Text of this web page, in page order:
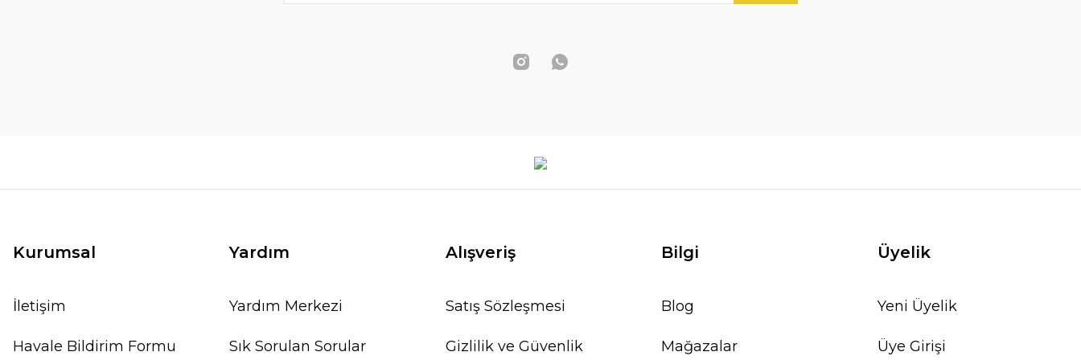
Kurumsal
İletişim
Havale Bildirim Formu
Yardım
Yardım Merkezi
Sık Sorulan Sorular
Alışveriş
Satış Sözleşmesi
Gizlilik ve Güvenlik
Bilgi
Blog
Mağazalar
Üyelik
Yeni Üyelik
Üye Girişi